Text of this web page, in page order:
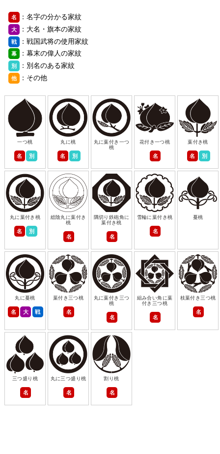
名 ：名字の分かる家紋
大 ：大名・旗本の家紋
戦 ：戦国武将の使用家紋
幕 ：幕末の偉人の家紋
別 ：別名のある家紋
他 ：その他
一つ桃
名 別
丸に桃
名 別
丸に葉付き一つ
桃
花付き一つ桃
名
葉付き桃
名 別
丸に葉付き桃
名 別
総陰丸に葉付き
桃
名
隅切り鉄砲角に
葉付き桃
名
雪輪に葉付き桃
名
蔓桃
丸に蔓桃
名 大 戦
葉付き三つ桃
名
丸に葉付き三つ
桃
名
組み合い角に葉
付き三つ桃
名
枝葉付き三つ桃
名
三つ盛り桃
名
丸に三つ盛り桃
名
割り桃
名